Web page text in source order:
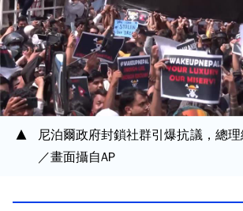
尼泊爾政府封鎖社群引爆抗議，總
／畫面攝自AP